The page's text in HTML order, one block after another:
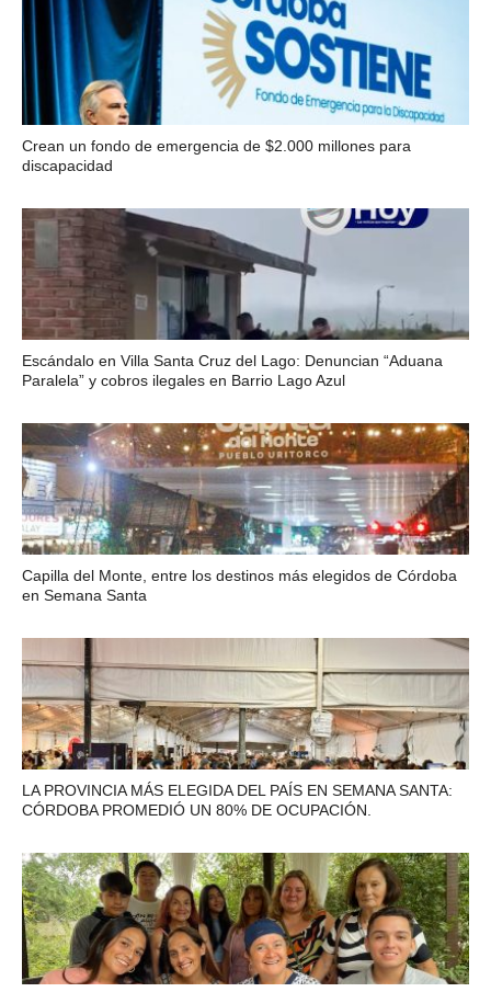
Crean un fondo de emergencia de $2.000 millones para
discapacidad
Escándalo en Villa Santa Cruz del Lago: Denuncian “Aduana
Paralela” y cobros ilegales en Barrio Lago Azul
Capilla del Monte, entre los destinos más elegidos de Córdoba
en Semana Santa
LA PROVINCIA MÁS ELEGIDA DEL PAÍS EN SEMANA SANTA:
CÓRDOBA PROMEDIÓ UN 80% DE OCUPACIÓN.